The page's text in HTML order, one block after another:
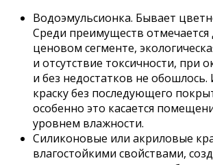
Водоэмульсионка. Бывает
Среди преимуществ отмечается
ценовом сегменте,
и отсутствие токсичности, при
и без недостатков не
краску без последующего
особенно это касается
уровнем влажности.
Силиконовые или акриловые
влагостойкими свойствами,